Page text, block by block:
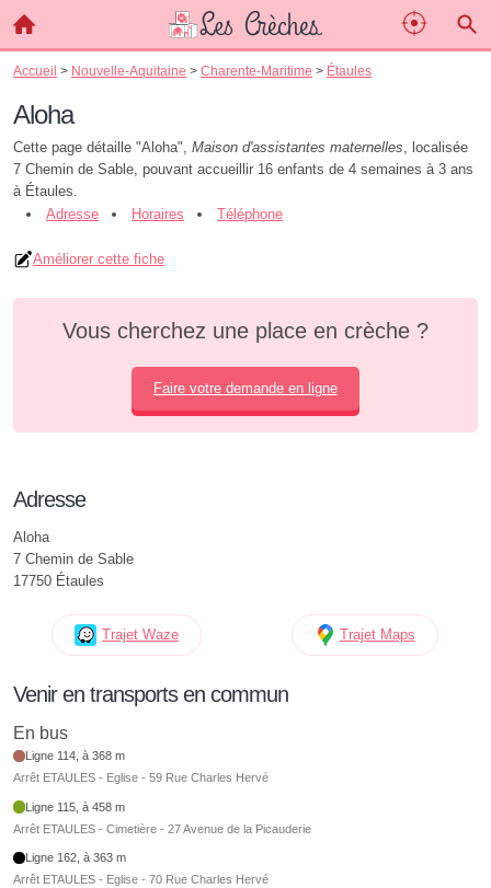
Accueil > Nouvelle-Aquitaine > Charente-Maritime > Étaules
Aloha
Cette page détaille "Aloha", Maison d'assistantes maternelles, localisée
7 Chemin de Sable, pouvant accueillir 16 enfants de 4 semaines à 3 ans
à Étaules.
Adresse
Horaires Téléphone
Améliorer cette fiche
Vous cherchez une place en crèche ?
Faire votre demande en ligne
Adresse
Aloha
7 Chemin de Sable
17750 Étaules
Trajet Waze Trajet Maps
Venir en transports en commun
En bus
Ligne 114, à 368 m
Arrêt ETAULES - Eglise - 59 Rue Charles Hervé
Ligne 115, à 458 m
Arrêt ETAULES - Cimetière - 27 Avenue de la Picauderie
Ligne 162, à 363 m
Arrêt ETAULES - Eglise - 70 Rue Charles Hervé